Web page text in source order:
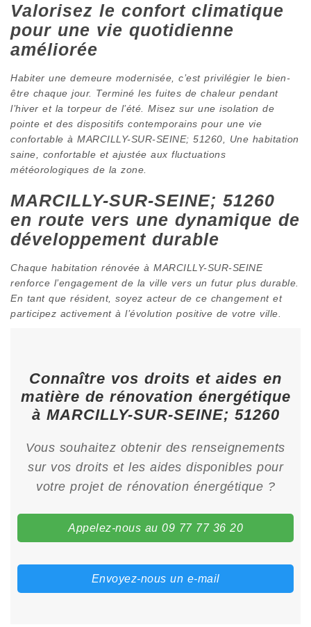
Valorisez le confort climatique
pour une vie quotidienne
améliorée
Habiter une demeure modernisée, c’est privilégier le bien-
être chaque jour. Terminé les fuites de chaleur pendant
l’hiver et la torpeur de l’été. Misez sur une isolation de
pointe et des dispositifs contemporains pour une vie
confortable à MARCILLY-SUR-SEINE; 51260, Une habitation
saine, confortable et ajustée aux fluctuations
météorologiques de la zone.
MARCILLY-SUR-SEINE; 51260
en route vers une dynamique de
développement durable
Chaque habitation rénovée à MARCILLY-SUR-SEINE
renforce l’engagement de la ville vers un futur plus durable.
En tant que résident, soyez acteur de ce changement et
participez activement à l’évolution positive de votre ville.
Connaître vos droits et aides en
matière de rénovation énergétique
à MARCILLY-SUR-SEINE; 51260
Vous souhaitez obtenir des renseignements
sur vos droits et les aides disponibles pour
votre projet de rénovation énergétique ?
Appelez-nous au 09 77 77 36 20
Envoyez-nous un e-mail